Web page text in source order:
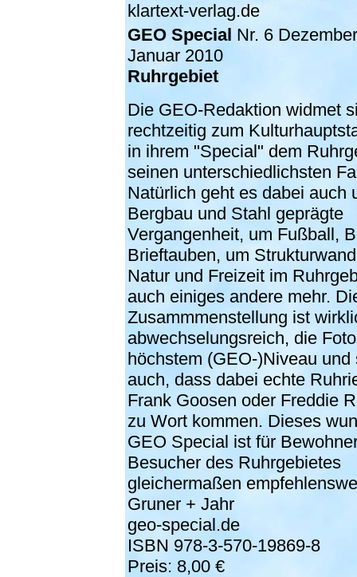
klartext-verlag.de
GEO Special Nr. 6
Januar 2010
Ruhrgebiet
Die GEO-Redaktion widmet
rechtzeitig zum
in ihrem "Special" dem
seinen unterschiedlichsten
Natürlich geht es dabei auch
Bergbau und Stahl geprägte
Vergangenheit, um Fußball,
Brieftauben, um
Natur und Freizeit im
auch einiges andere mehr.
Zusammmenstellung ist
abwechselungsreich, die
höchstem (GEO-)Niveau und
auch, dass dabei echte
Frank Goosen oder Freddie
zu Wort kommen. Dieses
GEO Special ist für
Besucher des Ruhrgebietes
gleichermaßen
Gruner + Jahr
geo-special.de
ISBN 978-3-570-19869-8
Preis: 8,00 €